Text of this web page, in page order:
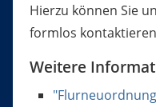
Hierzu können Sie
formlos
Weitere